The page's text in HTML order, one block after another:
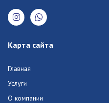
Карта сайта
Главная
Услуги
О компании